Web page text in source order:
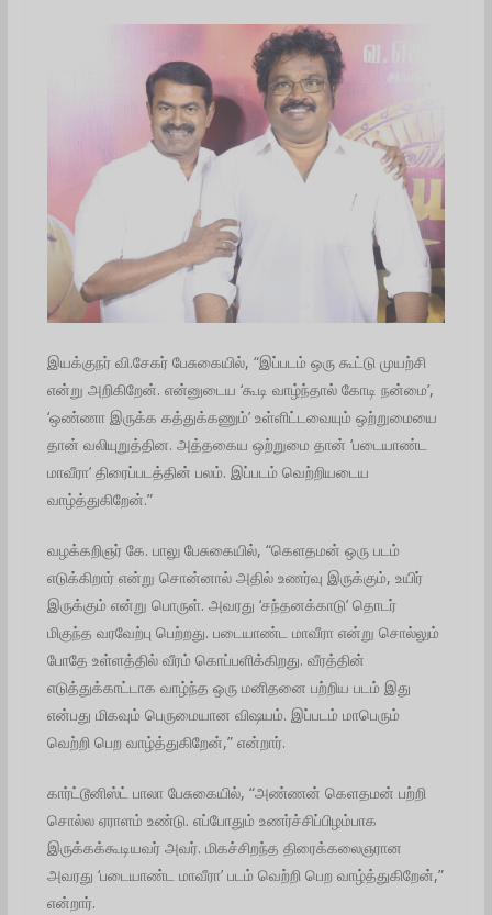
இயக்குநர் வி.சேகர் பேசுகையில், “இப்படம் ஒரு கூட்டு முயற்சி
என்று அறிகிறேன். என்னுடைய ‘கூடி வாழ்ந்தால் கோடி நன்மை’,
‘ஒண்ணா இருக்க கத்துக்கணும்’ உள்ளிட்டவையும் ஒற்றுமையை
தான் வலியுறுத்தின. அத்தகைய ஒற்றுமை தான் ‘படையாண்ட
மாவீரா’ திரைப்படத்தின் பலம். இப்படம் வெற்றியடைய
வாழ்த்துகிறேன்.”
வழக்கறிஞர் கே. பாலு பேசுகையில், “கெளதமன் ஒரு படம்
எடுக்கிறார் என்று சொன்னால் அதில் உணர்வு இருக்கும், உயிர்
இருக்கும் என்று பொருள். அவரது ‘சந்தனக்காடு’ தொடர்
மிகுந்த வரவேற்பு பெற்றது. படையாண்ட மாவீரா என்று சொல்லும்
போதே உள்ளத்தில் வீரம் கொப்பளிக்கிறது. வீரத்தின்
எடுத்துக்காட்டாக வாழ்ந்த ஒரு மனிதனை பற்றிய படம் இது
என்பது மிகவும் பெருமையான விஷயம். இப்படம் மாபெரும்
வெற்றி பெற வாழ்த்துகிறேன்,” என்றார்.
கார்ட்டூனிஸ்ட் பாலா பேசுகையில், “அண்ணன் கெளதமன் பற்றி
சொல்ல ஏராளம் உண்டு. எப்போதும் உணர்ச்சிப்பிழம்பாக
இருக்கக்கூடியவர் அவர். மிகச்சிறந்த திரைக்கலைஞரான
அவரது ‘படையாண்ட மாவீரா’ படம் வெற்றி பெற வாழ்த்துகிறேன்,”
என்றார்.